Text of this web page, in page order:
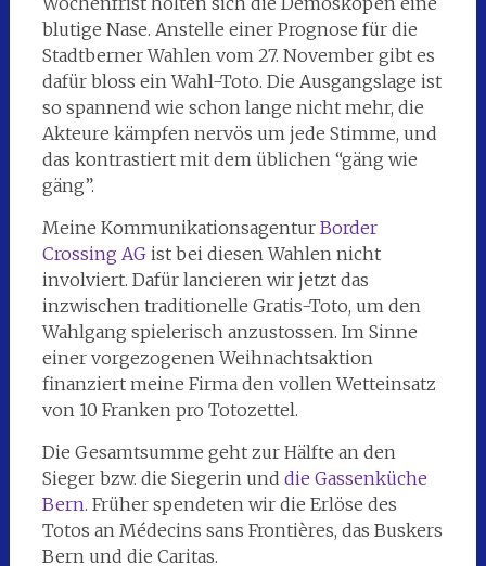
blutige Nase. Anstelle einer Prognose für die
Stadtberner Wahlen vom 27. November gibt es
dafür bloss ein Wahl-Toto. Die Ausgangslage ist
so spannend wie schon lange nicht mehr, die
Akteure kämpfen nervös um jede Stimme, und
das kontrastiert mit dem üblichen “gäng wie
gäng”.
Meine Kommunikationsagentur Border
Crossing AGist bei diesen Wahlen nicht
involviert. Dafür lancieren wir jetzt das
inzwischen traditionelle Gratis-Toto, um den
Wahlgang spielerisch anzustossen. Im Sinne
einer vorgezogenen Weihnachtsaktion
finanziert meine Firma den vollen Wetteinsatz
von 10 Franken pro Totozettel.
Die Gesamtsumme geht zur Hälfte an den
Sieger bzw. die Siegerin und die Gassenküche
Bern. Früher spendeten wir die Erlöse des
Totos an Médecins sans Frontières, das Buskers
Bern und die Caritas.